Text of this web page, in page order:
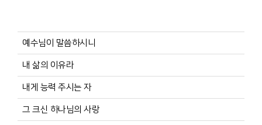
예수님이 말씀하시니
내 삶의 이유라
내게 능력 주시는 자
그 크신 하나님의 사랑